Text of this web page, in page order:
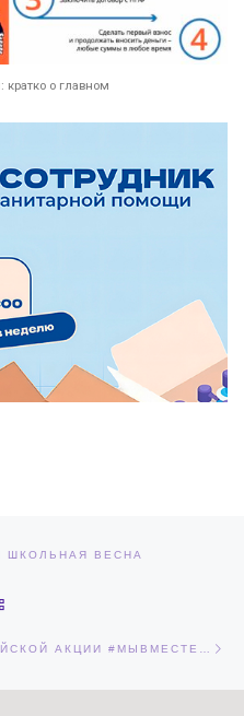
о главном
ШКОЛЬНАЯ ВЕСНА
АКЦИИ #МЫВМЕСТЕ…